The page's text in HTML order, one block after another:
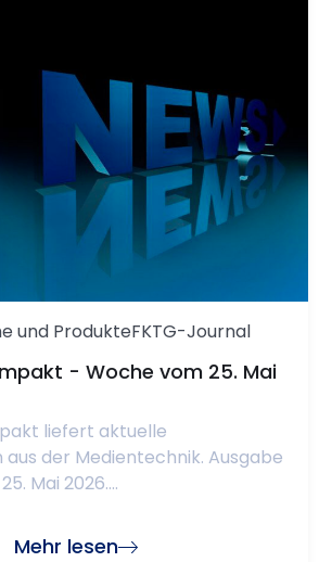
und ProdukteFKTG-Journal
- Woche vom 25. Mai
liefert aktuelle
der Medientechnik. Ausgabe
Mai 2026....
Mehr lesen